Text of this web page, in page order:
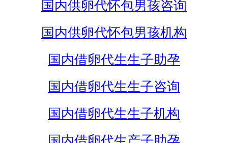
国内供卵代怀包男孩咨询
国内供卵代怀包男孩机构
国内借卵代生生子助孕
国内借卵代生生子咨询
国内借卵代生生子机构